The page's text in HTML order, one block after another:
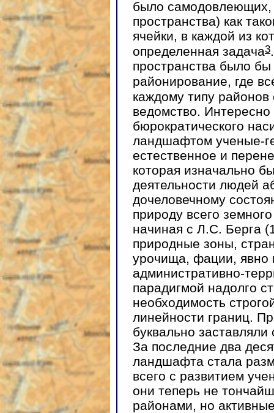
было самодовлеющих,
пространства) как
ячейки, в каждой из
определенная задача3
пространства было
районирование, где
каждому типу
ведомство. Интересно
бюрократического
ландшафтом ученые-
естественное и
которая изначально
деятельности людей
дочеловечному
природу всего
начиная с Л.С. Берга
природные зоны,
урочища, фации, явно
административно-
парадигмой надолго
необходимость
линейности границ.
буквально
За последние два
ландшафта стала
всего с развитием
они теперь не
районами, но